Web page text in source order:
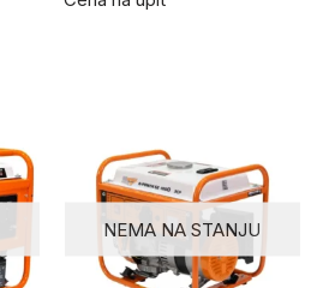
NEMA NA STANJU